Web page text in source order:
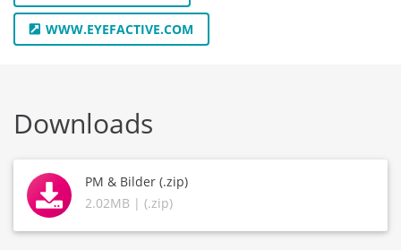
WWW.EYEFACTIVE.COM
Downloads
PM & Bilder (.zip)
2.02MB | (.zip)